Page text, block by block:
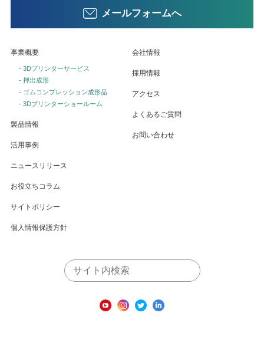
メールフォームへ
事業概要
- 3Dプリンターサービス
- 押出成形
- ゴムコンプレッション成形品
- 3Dプリンターショールーム
製品情報
活用事例
ニュースリリース
お役立ちコラム
会社情報
採用情報
アクセス
よくあるご質問
お問い合わせ
サイトポリシー
個人情報保護方針